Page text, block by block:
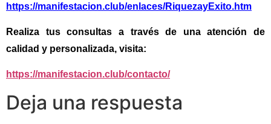
https://manifestacion.club/enlaces/RiquezayExito.htm
Realiza tus consultas a través de una atención de
calidad y personalizada, visita:
https://manifestacion.club/contacto/
Deja una respuesta